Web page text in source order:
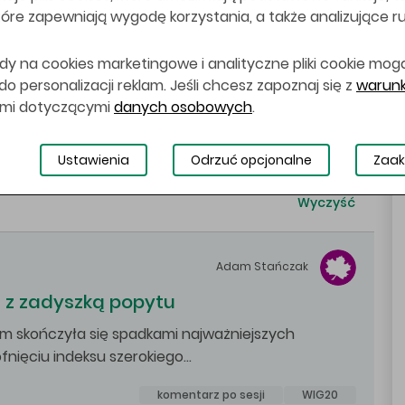
zagranica
spółka dnia
Wyczyść
Adam Stańczak
z zadyszką popytu
skończyła się spadkami najważniejszych
indeksu szerokiego…
komentarz po sesji WIG20
zapewniają wygodę korzystania, a także analizujące
na cookies marketingowe i analityczne pliki cookie
personalizacji reklam. Jeśli chcesz zapoznaj się z
dotyczącymidanych osobowych.
Ustawienia Odrzuć opcjonalne